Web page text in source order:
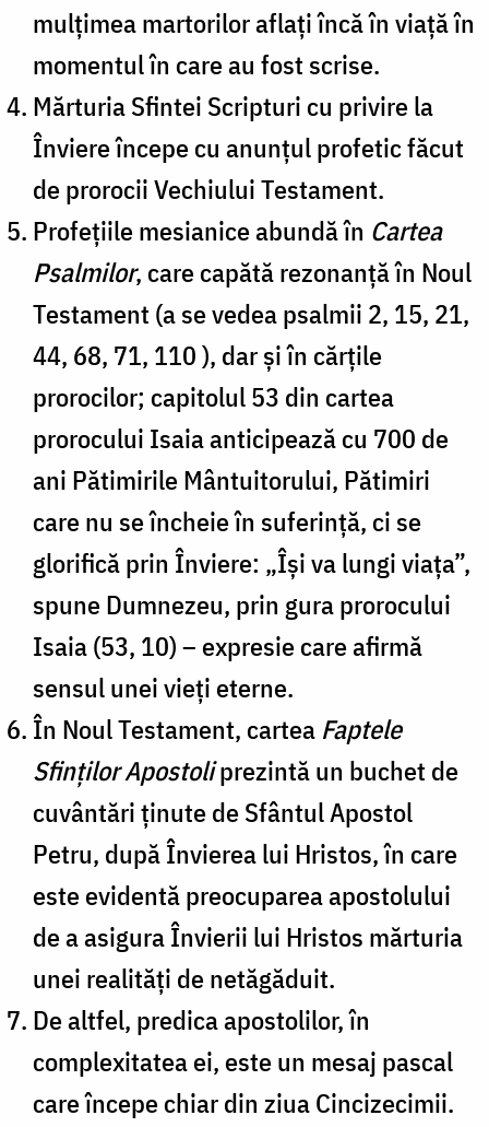
mulțimea martorilor aflați încă în viață în
momentul în care au fost scrise.
Mărturia Sfintei Scripturi cu privire la
Înviere începe cu anunțul profetic făcut
de prorocii Vechiului Testament.
Profețiile mesianice abundă în Cartea
Psalmilor, care capătă rezonanță în Noul
Testament (a se vedea psalmii 2, 15, 21,
44, 68, 71, 110 ), dar și în cărțile
prorocilor; capitolul 53 din cartea
prorocului Isaia anticipează cu 700 de
ani Pătimirile Mântuitorului, Pătimiri
care nu se încheie în suferință, ci se
glorifică prin Înviere: „Își va lungi viața”,
spune Dumnezeu, prin gura prorocului
Isaia (53, 10) – expresie care afirmă
sensul unei vieți eterne.
În Noul Testament, cartea Faptele
Sfinților Apostoliprezintă un buchet de
cuvântări ținute de Sfântul Apostol
Petru, după Învierea lui Hristos, în care
este evidentă preocuparea apostolului
de a asigura Învierii lui Hristos mărturia
unei realități de netăgăduit.
De altfel, predica apostolilor, în
complexitatea ei, este un mesaj pascal
care începe chiar din ziua Cincizecimii.